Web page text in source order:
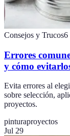
Consejos y Trucos6
Errores
y cómo
Evita errores al
sobre selección,
proyectos.
pinturaproyectos
Jul 29